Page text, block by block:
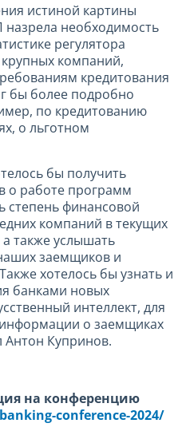
истиной картины
необходимость
регулятора
компаний,
кредитования
бы более подробно
по кредитованию
о льготном
бы получить
о работе программ
степень финансовой
компаний в текущих
также услышать
заемщиков и
хотелось бы узнать и
банками новых
интеллект, для
о заемщиках
Антон Купринов.
на конференцию
conference-2024/